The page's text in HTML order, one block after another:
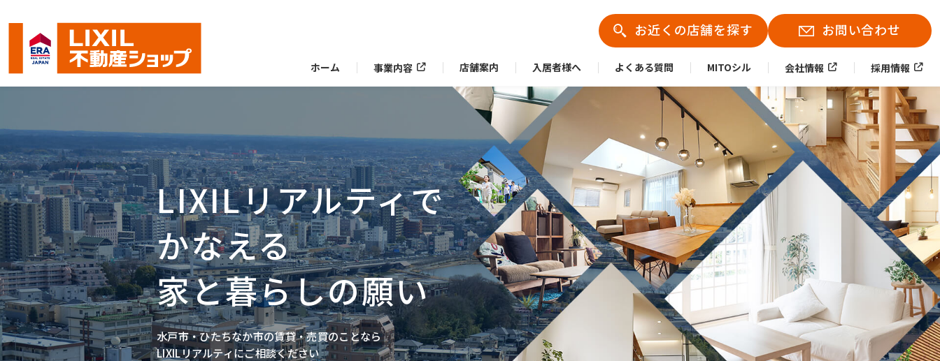
お近くの店舗を探す お問い合わせ
ホーム 事業内容 店舗案内 入居者様へ よくある質問 MITOシル 会社情報 採用情報
LIXILリアルティで
かなえる
家と暮らしの願い
水戸市・ひたちなか市の賃貸・売買のことなら
LIXILリアルティにご相談ください
2026.5.7 当社が利用する外部システム（いえらぶ社）への不正アクセスによる個人情報流出の可能性について
2026.7.29 令和8年熊本地震により被害に遭われた皆さまへ
2026.7.21 第32回ひたちなか祭り開催に伴う「勝田営業所」臨時休業のお知らせ
2026.7.17 夏季休暇のお知らせ